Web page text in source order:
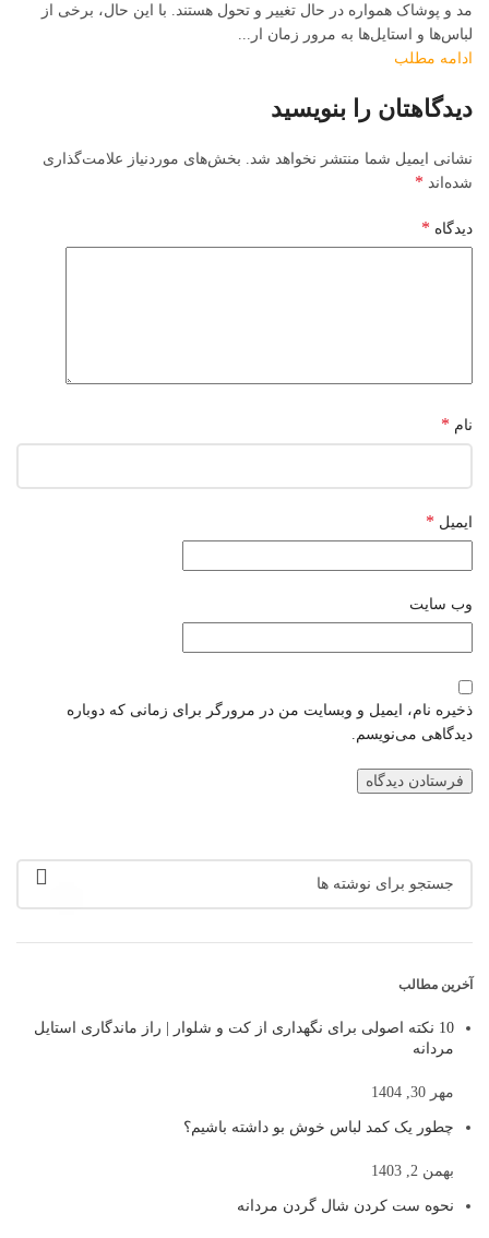
مد و پوشاک همواره در حال تغییر و تحول هستند. با این حال، برخی از
لباس‌ها و استایل‌ها به مرور زمان ار...
ادامه مطلب
دیدگاهتان را بنویسید
نشانی ایمیل شما منتشر نخواهد شد.
بخش‌های موردنیاز علامت‌گذاری
شده‌اند *
دیدگاه *
نام *
ایمیل *
وب‌ سایت
ذخیره نام، ایمیل و وبسایت من در مرورگر برای زمانی که دوباره
دیدگاهی می‌نویسم.
آخرین مطالب
10 نکته اصولی برای نگهداری از کت و شلوار | راز ماندگاری استایل
مردانه
مهر 30, 1404
چطور یک کمد لباس خوش بو داشته باشیم؟
بهمن 2, 1403
نحوه ست کردن شال گردن مردانه